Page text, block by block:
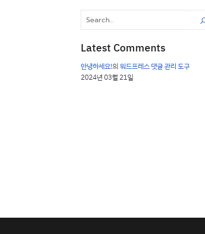
Latest Comments
안녕하세요!의 워드프레스 댓글 관리 도구
2024년 03월 21일